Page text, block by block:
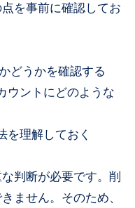
を事前に確認してお
どうかを確認する
ウントにどのような
を理解しておく
判断が必要です。削
ません。そのため、